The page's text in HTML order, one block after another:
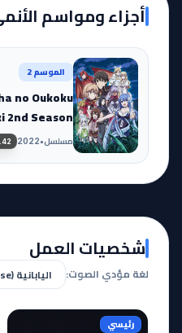
أجزاء ومواسم
الموسم 2
no Oukoku
2nd Season
مسلسل•
2022
شخصيات العمل
لغة مؤدي الصوت:
رئيسي